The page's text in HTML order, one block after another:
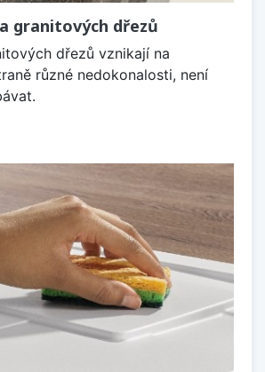
granitových dřezů
dřezů vznikají na
různé nedokonalosti, není